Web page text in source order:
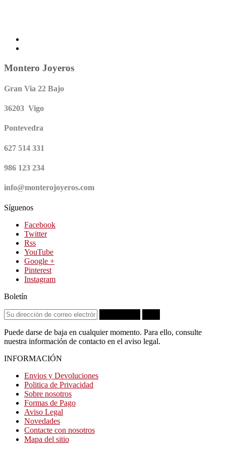
Montero Joyeros
Gran Via 22 Bajo
36203 Vigo
Pontevedra
627 514 331
986 123 234
info@monterojoyeros.com
Síguenos
Facebook
Twitter
Rss
YouTube
Google +
Pinterest
Instagram
Boletín
Puede darse de baja en cualquier momento. Para ello, consulte
nuestra información de contacto en el aviso legal.
INFORMACIÓN
Envios y Devoluciones
Politica de Privacidad
Sobre nosotros
Formas de Pago
Aviso Legal
Novedades
Contacte con nosotros
Mapa del sitio